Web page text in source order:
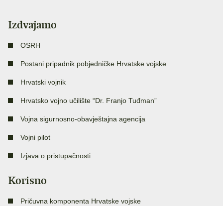
Izdvajamo
OSRH
Postani pripadnik pobjedničke Hrvatske vojske
Hrvatski vojnik
Hrvatsko vojno učilište “Dr. Franjo Tuđman”
Vojna sigurnosno-obavještajna agencija
Vojni pilot
Izjava o pristupačnosti
Korisno
Pričuvna komponenta Hrvatske vojske